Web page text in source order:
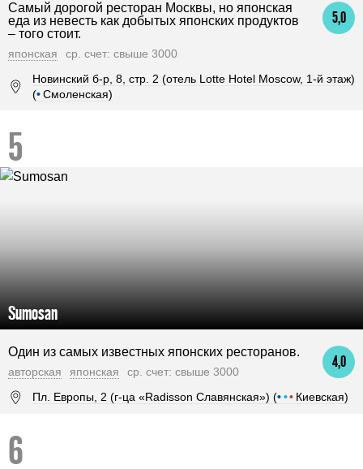
5,0
Самый дорогой ресторан Москвы, но японская
еда из невесть как добытых японских продуктов
– того стоит.
японская
ср. счет: свыше 3000
Новинский б-р, 8, стр. 2 (отель Lotte Hotel Moscow, 1-й этаж)
(•Смоленская)
Sumosan
4,0
Один из самых известных японских ресторанов.
авторская японская
ср. счет: свыше 3000
Пл. Европы, 2 (г-ца «Radisson Славянская») (••• Киевская)